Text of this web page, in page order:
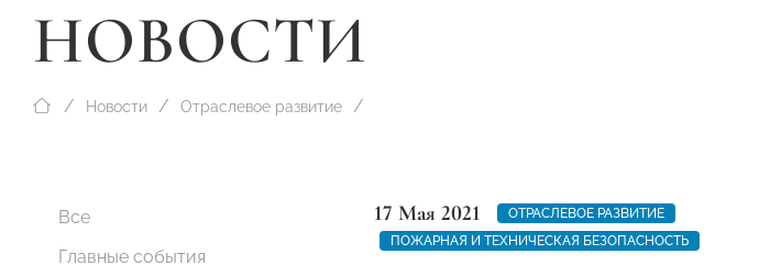
НОВОСТИ
Новости Отраслевое развитие
Все
Главные события
17 Мая 2021
ОТРАСЛЕВОЕ РАЗВИТИЕ
ПОЖАРНАЯ И ТЕХНИЧЕСКАЯ БЕЗОПАСНОСТЬ